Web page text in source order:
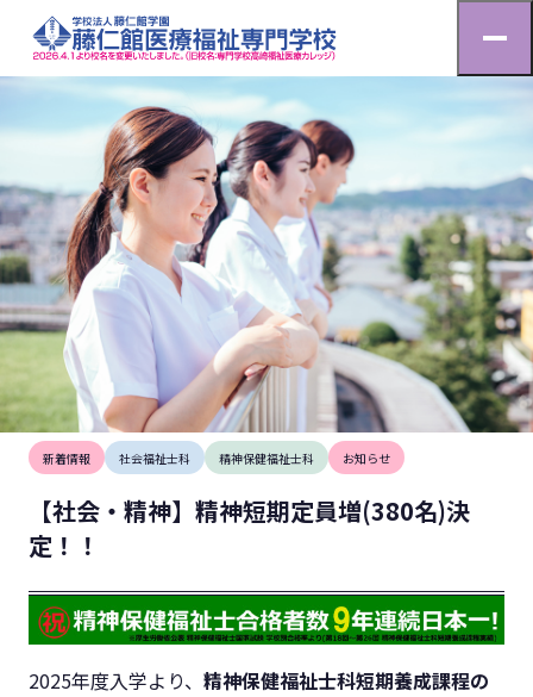
お知らせ
HOME お知らせ 【社会・精神】精神短期定員増(380名)決定！！
2024.11.3
新着情報 社会福祉士科 精神保健福祉士科 お知らせ
【社会・精神】精神短期定員増(380名)決
定！！
2025年度入学より、 精神保健福祉士科短期養成課程の